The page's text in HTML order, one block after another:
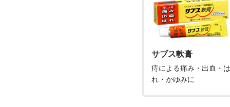
サブス軟膏
痔による痛み・出血・は
れ・かゆみに